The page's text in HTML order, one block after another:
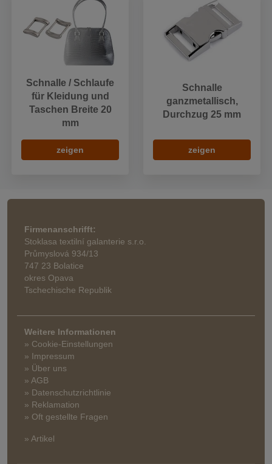
Schnalle / Schlaufe
für Kleidung und
Taschen Breite 20
mm
zeigen
Schnalle
ganzmetallisch,
Durchzug 25 mm
zeigen
Firmenanschrifft:
Stoklasa textilní galanterie s.r.o.
Průmyslová 934/13
747 23 Bolatice
okres Opava
Tschechische Republik
Weitere Informationen
» Cookie-Einstellungen
» Impressum
» Über uns
» AGB
» Datenschutzrichtlinie
» Reklamation
» Oft gestellte Fragen
» Artikel